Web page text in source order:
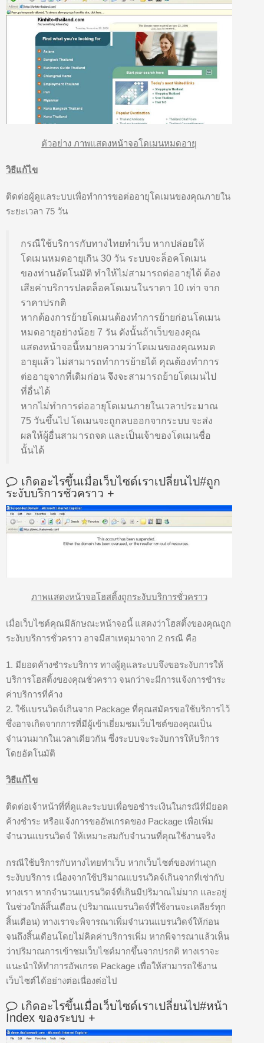
ตัวอย่าง ภาพแสดงหน้าจอโดเมนหมดอายุ
วิธีแก้ไข
ติดต่อผู้ดูแลระบบเพื่อทำการขอต่ออายุโดเมนของคุณภายใน
ระยะเวลา 75 วัน
กรณีใช้บริการกับทางไทยทำเว็บ หากปล่อยให้
โดเมนหมดอายุเกิน 30 วัน ระบบจะล็อคโดเมน
ของท่านอัตโนมัติ ทำให้ไม่สามารถต่ออายุได้ ต้อง
เสียค่าบริการปลดล็อคโดเมนในราคา 10 เท่า จาก
ราคาปรกติ
หากต้องการย้ายโดเมนต้องทำการย้ายก่อนโดเมน
หมดอายุอย่างน้อย 7 วัน ดังนั้นถ้าเว็บของคุณ
แสดงหน้าจอนี้หมายความว่าโดเมนของคุณหมด
อายุแล้ว ไม่สามารถทำการย้ายได้ คุณต้องทำการ
ต่ออายุจากที่เดิมก่อน จึงจะสามารถย้ายโดเมนไป
ที่อื่นได้
หากไม่ทำการต่ออายุโดเมนภายในเวลาประมาณ
75 วันขึ้นไป โดเมนจะถูกลบออกจากระบบ จะส่ง
ผลให้ผู้อื่นสามารถจด และเป็นเจ้าของโดเมนชื่อ
นั้นได้
เกิดอะไรขึ้นเมื่อเว็บไซด์เราเปลี่ยนไป#ถูก
ระงับบริการชั่วคราว +
ภาพแสดงหน้าจอโฮสติ้งถูกระงับบริการชั่วคราว
เมื่อเว็บไซต์คุณมีลักษณะหน้าจอนี้ แสดงว่าโฮสติ้งของคุณถูก
ระงับบริการชั่วคราว อาจมีสาเหตุมาจาก 2 กรณี คือ
1. มียอดค้างชำระบริการ ทางผู้ดูแลระบบจึงขอระงับการให้
บริการโฮสติ้งของคุณชั่วคราว จนกว่าจะมีการแจ้งการชำระ
ค่าบริการที่ค้าง
2. ใช้แบรนวิดจ์เกินจาก Package ที่คุณสมัครขอใช้บริการไว้
ซึ่งอาจเกิดจากการที่มีผู้เข้าเยี่ยมชมเว็บไซต์ของคุณเป็น
จำนวนมากในเวลาเดียวกัน ซึ่งระบบจะระงับการให้บริการ
โดยอัตโนมัติ
วิธีแก้ไข
ติดต่อเจ้าหน้าที่ที่ดูและระบบเพื่อขอชำระเงินในกรณีที่มียอด
ค้างชำระ หรือแจ้งการขออัพเกรดของ Package เพื่อเพิ่ม
จำนวนแบรนวิดจ์ ให้เหมาะสมกับจำนวนที่คุณใช้งานจริง
กรณีใช้บริการกับทางไทยทำเว็บ หากเว็บไซต์ของท่านถูก
ระงับบริการ เนื่องจากใช้ปริมาณแบรนวิดจ์เกินจากที่เช่ากับ
ทางเรา หากจำนวนแบรนวิดจ์ที่เกินมีปริมาณไม่มาก และอยู่
ในช่วงใกล้สิ้นเดือน (ปริมาณแบรนวิดจ์ที่ใช้งานจะเคลียร์ทุก
สิ้นเดือน) ทางเราจะพิจารณาเพิ่มจำนวนแบรนวิดจ์ให้ก่อน
จนถึงสิ้นเดือนโดยไม่คิดค่าบริการเพิ่ม หากพิจารณาแล้วเห็น
ว่าปริมาณการเข้าชมเว็บไซต์มากขึ้นจากปรกติ ทางเราจะ
แนะนำให้ทำการอัพเกรด Package เพื่อให้สามารถใช้งาน
เว็บไซต์ได้อย่างต่อเนื่องต่อไป
เกิดอะไรขึ้นเมื่อเว็บไซด์เราเปลี่ยนไป#หน้า
Index ของระบบ +